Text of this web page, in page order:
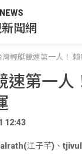
聞網
灣輕艇競速第一人！
速第一人
12:43
江子芊) 、